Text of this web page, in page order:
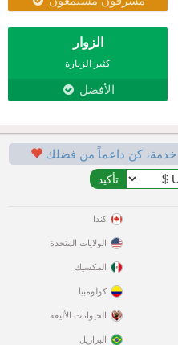
الزوار
كثير الزيارة
الأفضل
كن داعماً من فضلك
كندا
الولايات المتحدة
المكسيك
كولومبيا
الحيوانات الأليفة
البرازيل